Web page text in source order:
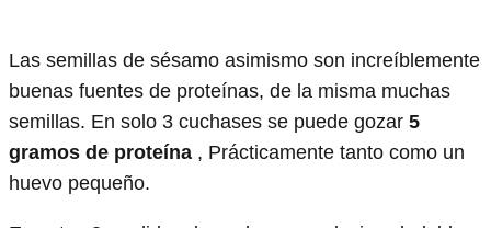
Las semillas de sésamo asimismo son increíblemente
buenas fuentes de proteínas, de la misma muchas
semillas. En solo 3 cuchases se puede gozar 5
gramos de proteína , Prácticamente tanto como un
huevo pequeño.